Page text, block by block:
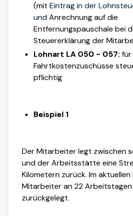
(mit Eintrag in der
undAnrechnung auf die
Entfernungspauschale bei
Steuererklärung der
Lohnart LA 050 - 057: für
Fahrtkostenzuschüsse
pflichtig
Beispiel 1
Der Mitarbeiter legt zwischen
und der Arbeitsstätte eine
Kilometern zurück. Im
Mitarbeiter an 22
zurückgelegt.